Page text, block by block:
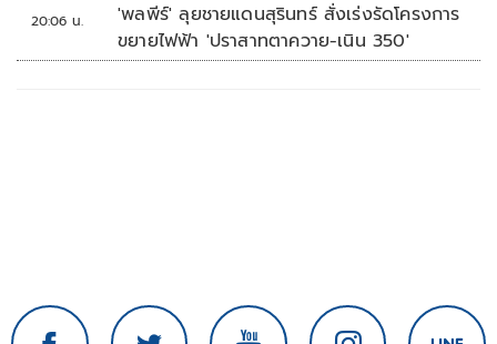
20:06 น.
'พลพีร์' ลุยชายแดนสุรินทร์ สั่งเร่งรัดโครงการ
ขยายไฟฟ้า 'ปราสาทตาควาย-เนิน 350'